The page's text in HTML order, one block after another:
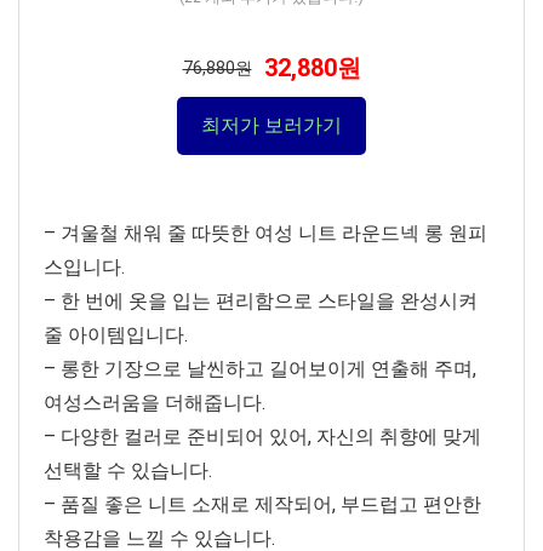
76,880원 32,880원
최저가 보러가기
– 겨울철 채워 줄 따뜻한 여성 니트 라운드넥 롱 원피
스입니다.
– 한 번에 옷을 입는 편리함으로 스타일을 완성시켜
줄 아이템입니다.
– 롱한 기장으로 날씬하고 길어보이게 연출해 주며,
여성스러움을 더해줍니다.
– 다양한 컬러로 준비되어 있어, 자신의 취향에 맞게
선택할 수 있습니다.
– 품질 좋은 니트 소재로 제작되어, 부드럽고 편안한
착용감을 느낄 수 있습니다.